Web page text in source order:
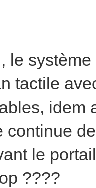
le
tactile
idem
continue
le
????